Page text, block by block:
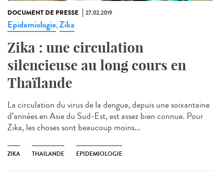
DOCUMENT DE PRESSE 27.02.2019
Epidemiologie,Zika
Zika : une circulation
silencieuse au long cours en
Thaïlande
La circulation du virus de la dengue, depuis une soixantaine
d’années en Asie du Sud-Est, est assez bien connue. Pour
Zika, les choses sont beaucoup moins...
ZIKA THAILANDE EPIDEMIOLOGIE